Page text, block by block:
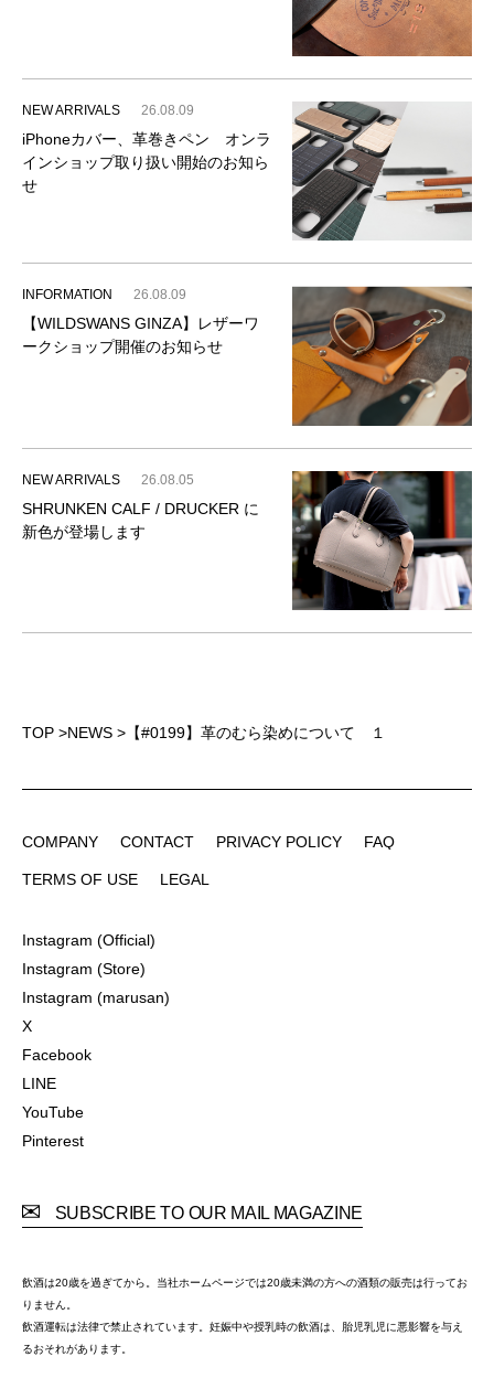
NEW ARRIVALS 26.08.09
iPhoneカバー、革巻きペン オンラ
インショップ取り扱い開始のお知ら
せ
INFORMATION 26.08.09
【WILDSWANS GINZA】レザーワ
ークショップ開催のお知らせ
NEW ARRIVALS 26.08.05
SHRUNKEN CALF / DRUCKER に
新色が登場します
TOP >NEWS > 【#0199】革のむら染めについて １
COMPANY
CONTACT
PRIVACY POLICY
FAQ
TERMS OF USE
LEGAL
Instagram (Official)
Instagram (Store)
Instagram (marusan)
X
Facebook
LINE
YouTube
Pinterest
SUBSCRIBE TO OUR MAIL MAGAZINE
飲酒は20歳を過ぎてから。当社ホームページでは20歳未満の方への酒類の販売は行ってお
りません。
飲酒運転は法律で禁止されています。妊娠中や授乳時の飲酒は、胎児乳児に悪影響を与え
るおそれがあります。